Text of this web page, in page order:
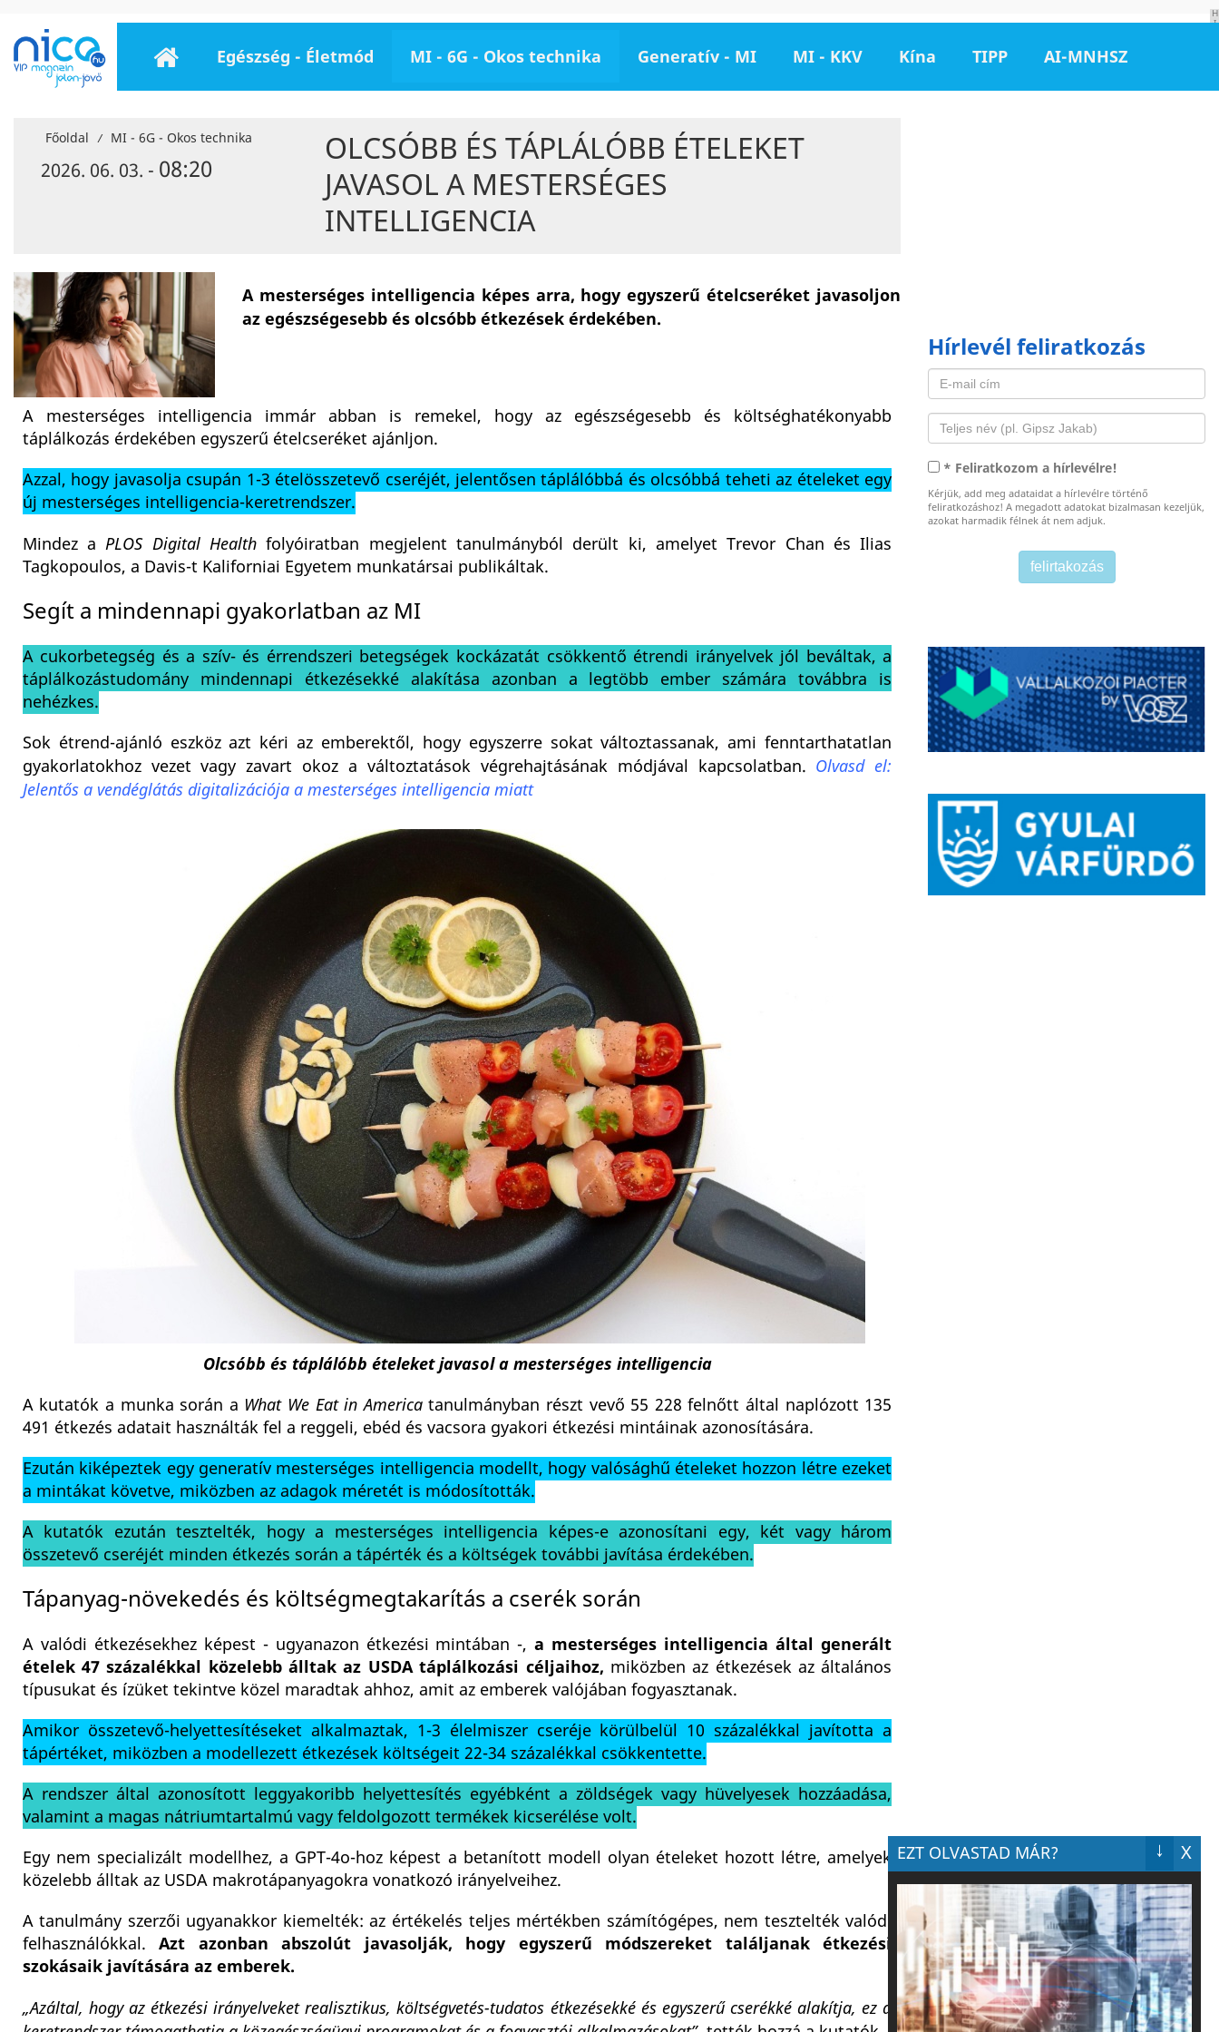
H
I
Egészség - Életmód MI - 6G - Okos technika Generatív - MI MI - KKV Kína TIPP AI-MNHSZ
Főoldal / MI - 6G - Okos technika
2026. 06. 03. - 08:20
OLCSÓBB ÉS TÁPLÁLÓBB ÉTELEKET
JAVASOL A MESTERSÉGES
INTELLIGENCIA
A mesterséges intelligencia képes arra, hogy egyszerű ételcseréket javasoljon
az egészségesebb és olcsóbb étkezések érdekében.
A mesterséges intelligencia immár abban is remekel, hogy az egészségesebb és költséghatékonyabb
táplálkozás érdekében egyszerű ételcseréket ajánljon.
Azzal, hogy javasolja csupán 1-3 ételösszetevő cseréjét, jelentősen táplálóbbá és olcsóbbá teheti az ételeket egy
új mesterséges intelligencia-keretrendszer.
Mindez aPLOS Digital Health folyóiratban megjelent tanulmányból derült ki, amelyet Trevor Chan és Ilias
Tagkopoulos, a Davis-t Kaliforniai Egyetem munkatársai publikáltak.
Segít a mindennapi gyakorlatban az MI
A cukorbetegség és a szív- és érrendszeri betegségek kockázatát csökkentő étrendi irányelvek jól beváltak, a
táplálkozástudomány mindennapi étkezésekké alakítása azonban a legtöbb ember számára továbbra is
nehézkes.
Sok étrend-ajánló eszköz azt kéri az emberektől, hogy egyszerre sokat változtassanak, ami fenntarthatatlan
gyakorlatokhoz vezet vagy zavart okoz a változtatások végrehajtásának módjával kapcsolatban. Olvasd el:
Jelentős a vendéglátás digitalizációja a mesterséges intelligencia miatt
Olcsóbb és táplálóbb ételeket javasol a mesterséges intelligencia
A kutatók a munka során a What We Eat in Americatanulmányban részt vevő 55 228 felnőtt által naplózott 135
491 étkezés adatait használták fel a reggeli, ebéd és vacsora gyakori étkezési mintáinak azonosítására.
Ezután kiképeztek egy generatív mesterséges intelligencia modellt, hogy valósághű ételeket hozzon létre ezeket
a mintákat követve, miközben az adagok méretét is módosították.
A kutatók ezután tesztelték, hogy a mesterséges intelligencia képes-e azonosítani egy, két vagy három
összetevő cseréjét minden étkezés során a tápérték és a költségek további javítása érdekében.
Tápanyag-növekedés és költségmegtakarítás a cserék során
A valódi étkezésekhez képest - ugyanazon étkezési mintában -, a mesterséges intelligencia által generált
ételek 47 százalékkal közelebb álltak az USDA táplálkozási céljaihoz, miközben az étkezések az általános
típusukat és ízüket tekintve közel maradtak ahhoz, amit az emberek valójában fogyasztanak.
Amikor összetevő-helyettesítéseket alkalmaztak, 1-3 élelmiszer cseréje körülbelül 10 százalékkal javította a
tápértéket, miközben a modellezett étkezések költségeit 22-34 százalékkal csökkentette.
A rendszer által azonosított leggyakoribb helyettesítés egyébként a zöldségek vagy hüvelyesek hozzáadása,
valamint a magas nátriumtartalmú vagy feldolgozott termékek kicserélése volt.
Egy nem specializált modellhez, a GPT-4o-hoz képest a betanított modell olyan ételeket hozott létre, amelyek
közelebb álltak az USDA makrotápanyagokra vonatkozó irányelveihez.
A tanulmány szerzői ugyanakkor kiemelték: az értékelés teljes mértékben számítógépes, nem tesztelték valódi
felhasználókkal.Azt azonban abszolút javasolják, hogy egyszerű módszereket találjanak étkezési
szokásaik javítására az emberek.
„Azáltal, hogy az étkezési irányelveket realisztikus, költségvetés-tudatos étkezésekké és egyszerű cserékké alakítja, ez a
Hírlevél feliratkozás
* Feliratkozom a hírlevélre!
Kérjük, add meg adataidat a hírlevélre történő
feliratkozáshoz! A megadott adatokat bizalmasan kezeljük,
azokat harmadik félnek át nem adjuk.
EZT OLVASTAD MÁR? X
↓